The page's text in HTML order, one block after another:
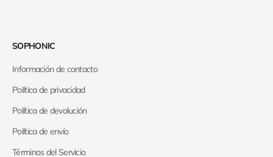
SOPHONIC
Información de contacto
Política de privacidad
Política de devolución
Política de envío
Términos del Servicio